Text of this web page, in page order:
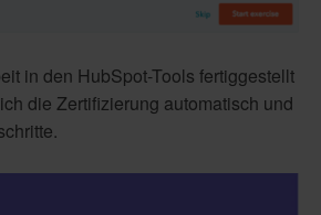
in den HubSpot-Tools fertiggestellt
die Zertifizierung automatisch und